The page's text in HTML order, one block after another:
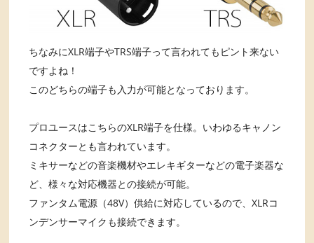
ちなみにXLR端子やTRS端子って言われてもピント来ない
ですよね！
このどちらの端子も入力が可能となっております。
プロユースはこちらのXLR端子を仕様。いわゆるキャノン
コネクターとも言われています。
ミキサーなどの音楽機材やエレキギターなどの電子楽器な
ど、様々な対応機器との接続が可能。
ファンタム電源（48V）供給に対応しているので、XLRコ
ンデンサーマイクも接続できます。